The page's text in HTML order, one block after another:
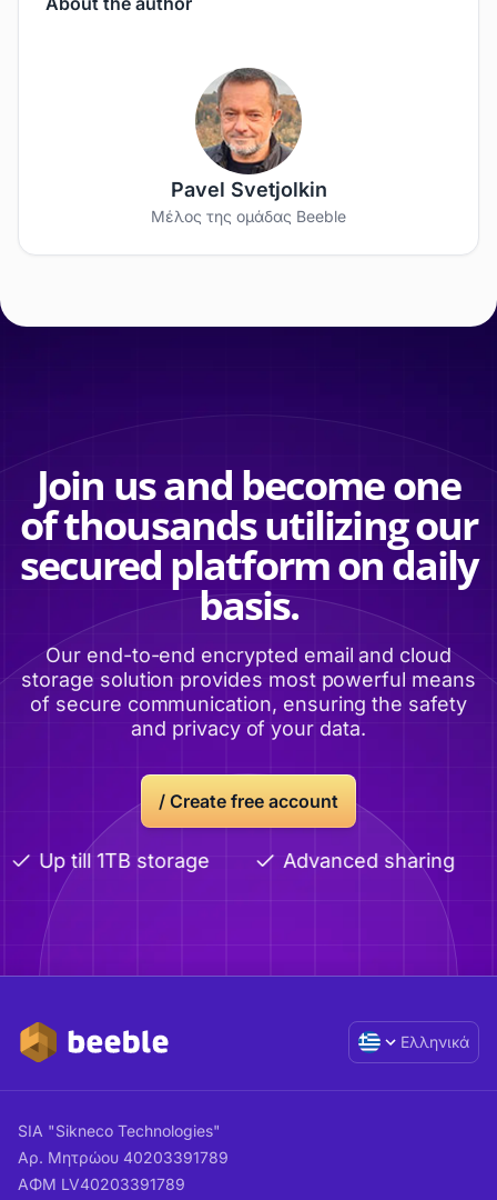
Pavel Svetjolkin
Μέλος της ομάδας Beeble
Join us and become one
of thousands utilizing our
secured platform on daily
basis.
Our end-to-end encrypted email and cloud
storage solution provides most powerful means
of secure communication, ensuring the safety
and privacy of your data.
/ Create free account
Up till 1TB storage Advanced sharing
Ελληνικά
SIA "Sikneco Technologies"
Αρ. Μητρώου 40203391789
ΑΦΜ LV40203391789